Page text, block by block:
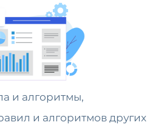
и алгоритмы,
и алгоритмов других